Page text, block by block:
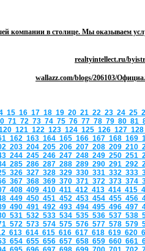
компании в столице. Мы оказываем
15 16 17 18 19 20 21 22 23 24 25
71 72 73 74 75 76 77 78 79 80 81
121 122 123 124 125 126 127
162 163 164 165 166 167 168 169
203 204 205 206 207 208 209 210
244 245 246 247 248 249 250 251
285 286 287 288 289 290 291 292
326 327 328 329 330 331 332 333
367 368 369 370 371 372 373 374
408 409 410 411 412 413 414 415
449 450 451 452 453 454 455 456
490 491 492 493 494 495 496 497
531 532 533 534 535 536 537 538
572 573 574 575 576 577 578 579
613 614 615 616 617 618 619 620
654 655 656 657 658 659 660 661